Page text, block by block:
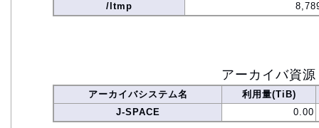
/ltmp
アーカイバ資源
アーカイバシステム名
利用量(TiB)
J-SPACE
0.00